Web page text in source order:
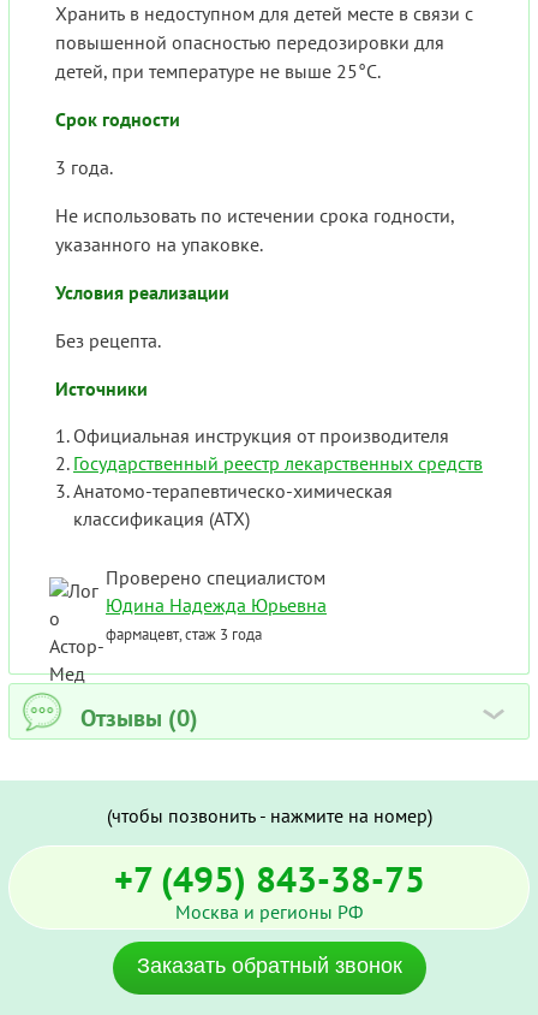
Хранить в недоступном для детей месте в связи с
повышенной опасностью передозировки для
детей, при температуре не выше 25°С.
Срок годности
3 года.
Не использовать по истечении срока годности,
указанного на упаковке.
Условия реализации
Без рецепта.
Источники
Официальная инструкция от производителя
Государственный реестр лекарственных средств
Анатомо-терапевтическо-химическая
классификация (ATX)
Проверено специалистом
Юдина Надежда Юрьевна
фармацевт, стаж 3 года
Отзывы (0) ›
(чтобы позвонить - нажмите на номер)
+7 (495) 843-38-75
Москва и регионы РФ
Заказать обратный звонок